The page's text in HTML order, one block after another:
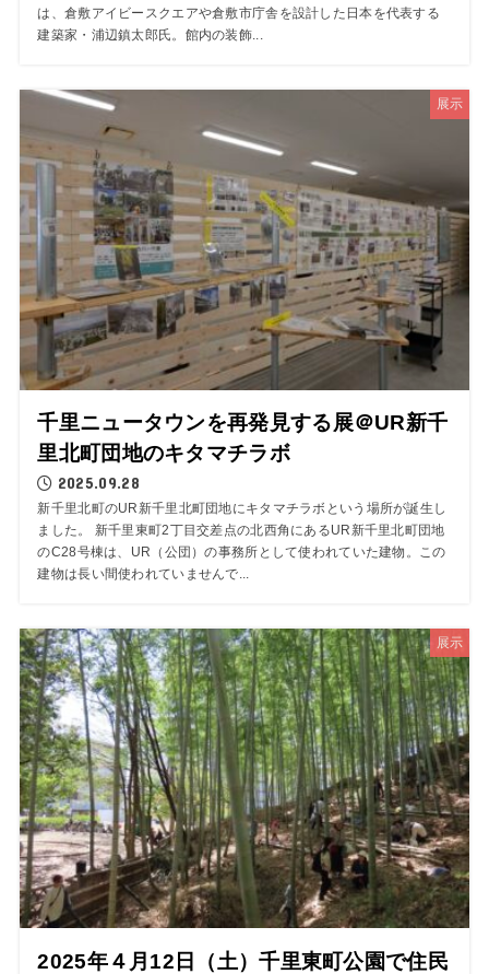
は、倉敷アイビースクエアや倉敷市庁舎を設計した日本を代表する
建築家・浦辺鎮太郎氏。館内の装飾...
展示
千里ニュータウンを再発見する展＠UR新千
里北町団地のキタマチラボ
2025.09.28
新千里北町のUR新千里北町団地にキタマチラボという場所が誕生し
ました。 新千里東町2丁目交差点の北西角にあるUR新千里北町団地
のC28号棟は、UR（公団）の事務所として使われていた建物。この
建物は長い間使われていませんで...
展示
2025年４月12日（土）千里東町公園で住民